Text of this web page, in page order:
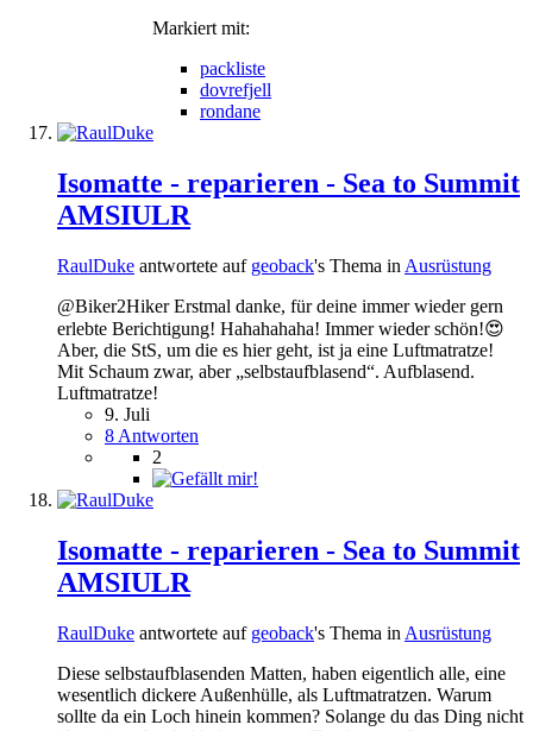
Markiert mit:
packliste
dovrefjell
rondane
Isomatte - reparieren - Sea to Summit
AMSIULR
RaulDuke antwortete auf geoback's Thema in Ausrüstung
@Biker2Hiker Erstmal danke, für deine immer wieder gern
erlebte Berichtigung! Hahahahaha! Immer wieder schön!😍
Aber, die StS, um die es hier geht, ist ja eine Luftmatratze!
Mit Schaum zwar, aber „selbstaufblasend“. Aufblasend.
Luftmatratze!
9. Juli
8 Antworten
2
Isomatte - reparieren - Sea to Summit
AMSIULR
RaulDuke antwortete auf geoback's Thema in Ausrüstung
Diese selbstaufblasenden Matten, haben eigentlich alle, eine
wesentlich dickere Außenhülle, als Luftmatratzen. Warum
sollte da ein Loch hinein kommen? Solange du das Ding nicht